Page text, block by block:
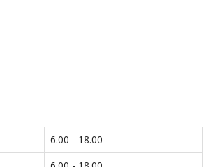
6.00 - 18.00